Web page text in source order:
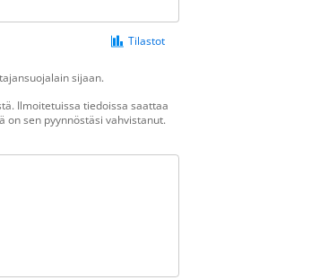
Tilastot
sijaan.
Ilmoitetuissa tiedoissa saattaa
sen pyynnöstäsi vahvistanut.